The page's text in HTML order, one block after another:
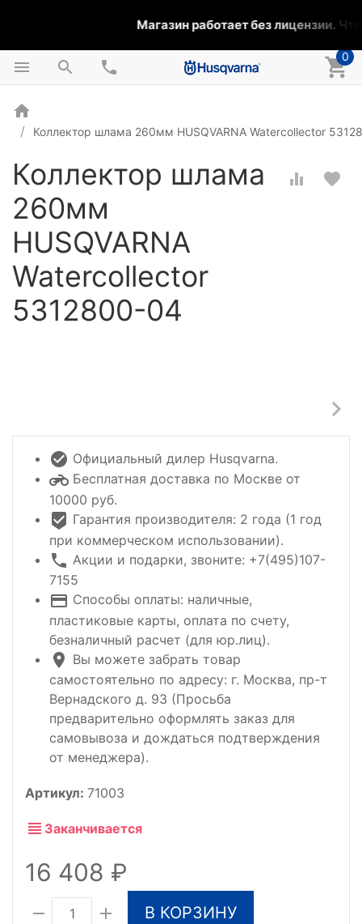
Магазин работает без лицензии.
0
Коллектор шлама 260мм HUSQVARNA Watercollector
Коллектор шлама
260мм
HUSQVARNA
Watercollector
5312800-04
Официальный дилер Husqvarna.
Бесплатная доставка по Москве от
10000 руб.
Гарантия производителя: 2 года (1 год
при коммерческом использовании).
Акции и подарки, звоните: +7(495)107-
7155
Способы оплаты: наличные,
пластиковые карты, оплата по счету,
безналичный расчет (для юр.лиц).
Вы можете забрать товар
самостоятельно по адресу: г. Москва, пр-т
Вернадского д. 93 (Просьба
предварительно оформлять заказ для
самовывоза и дождаться подтверждения
от менеджера).
Артикул: 71003
Заканчивается
16 408
В КОРЗИНУ